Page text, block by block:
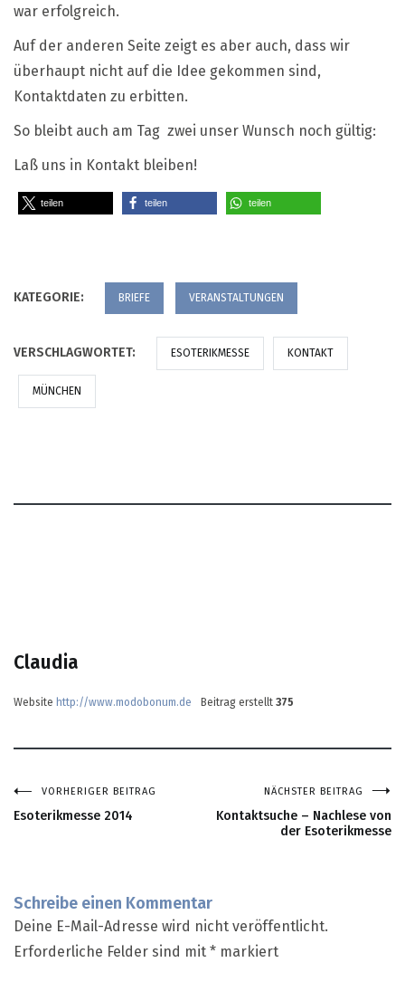
war erfolgreich.
Auf der anderen Seite zeigt es aber auch, dass wir
überhaupt nicht auf die Idee gekommen sind,
Kontaktdaten zu erbitten.
So bleibt auch am Tag zwei unser Wunsch noch gültig:
Laß uns in Kontakt bleiben!
teilen teilen teilen
KATEGORIE: BRIEFE VERANSTALTUNGEN
VERSCHLAGWORTET: ESOTERIKMESSE KONTAKT
MÜNCHEN
Claudia
Website http://www.modobonum.de Beitrag erstellt 375
Beitragsnavigation
VORHERIGER BEITRAG
Esoterikmesse 2014
NÄCHSTER BEITRAG
Kontaktsuche – Nachlese von
der Esoterikmesse
Schreibe einen Kommentar
Deine E-Mail-Adresse wird nicht veröffentlicht.
Erforderliche Felder sind mit * markiert